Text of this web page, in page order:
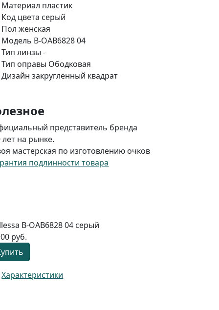
Материал пластик
Код цвета серый
Пол женская
Модель B-OAB6828 04
Тип линзы -
Тип оправы Ободковая
Дизайн закруглённый квадрат
представитель бренда
лет на рынке.
мастерская по изготовлению очков
подлинности товара
B-OAB6828 04 серый
руб.
Характеристики